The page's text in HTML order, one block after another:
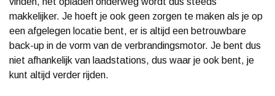
makkelijker. Je hoeft je ook geen zorgen te maken als je op
een afgelegen locatie bent, er is altijd een betrouwbare
back-up in de vorm van de verbrandingsmotor. Je bent dus
niet afhankelijk van laadstations, dus waar je ook bent, je
kunt altijd verder rijden.